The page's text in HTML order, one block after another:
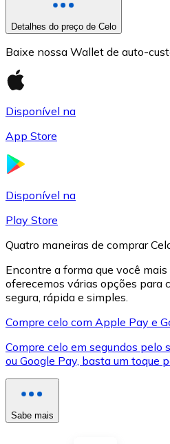
XRP
XRP
Detalhes do preço de Celo
Baixe nossa Wallet de auto-
Disponível na
App Store
Disponível na
Play Store
Quatro maneiras de comprar
Encontre a forma que você
oferecemos várias opções para
segura, rápida e simples.
Compre celo com Apple Pay e
Compre celo em segundos pelo
ou Google Pay, basta um toque
Sabe mais